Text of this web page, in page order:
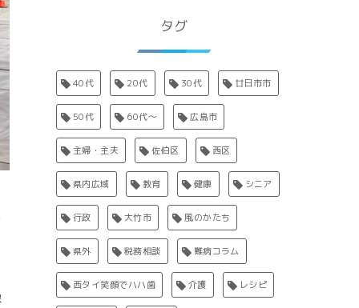
タグ
40代 20代 30代 廿日市市
50代 60代〜 広島市
主婦・主夫 佐伯区 西区
県内広域 教育 健康 シニア
行政 大竹市 風のかたち
県外 税務相談 難病コラム
西タイ笑顔でハハ歯 介護 レシピ